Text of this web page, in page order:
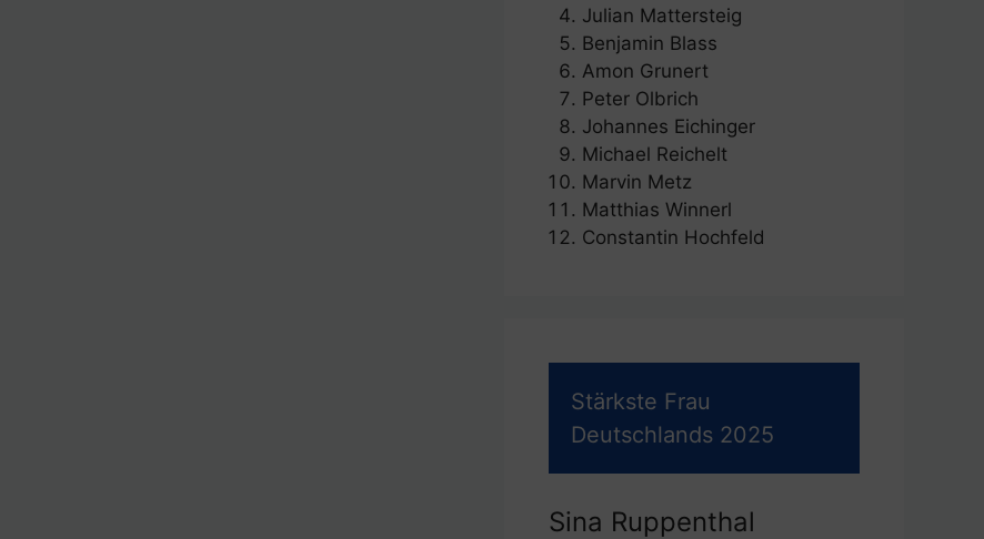
Julian Mattersteig
Benjamin Blass
Amon Grunert
Peter Olbrich
Johannes Eichinger
Michael Reichelt
Marvin Metz
Matthias Winnerl
Constantin Hochfeld
Stärkste Frau
Deutschlands 2025
Sina Ruppenthal